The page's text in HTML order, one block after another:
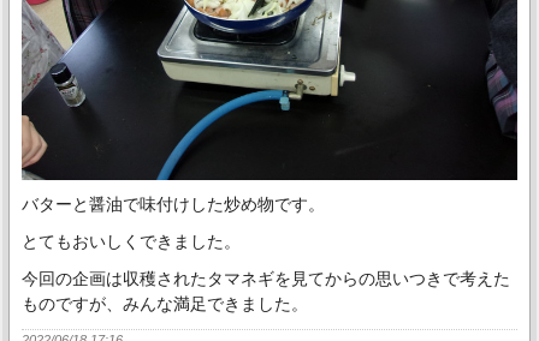
バターと醤油で味付けした炒め物です。
とてもおいしくできました。
今回の企画は収穫されたタマネギを見てからの思いつきで考えた
ものですが、みんな満足できました。